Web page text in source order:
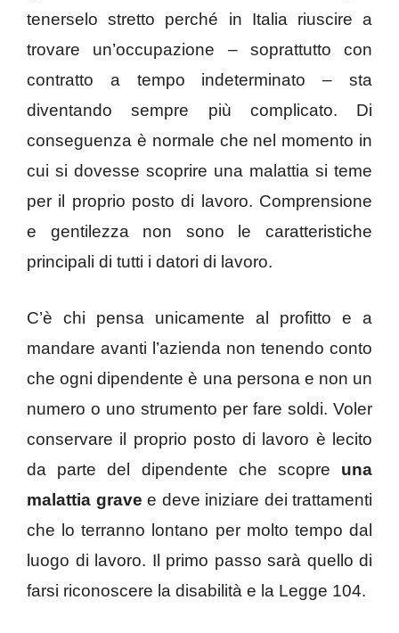
tenerselo stretto perché in Italia riuscire a
trovare un’occupazione – soprattutto con
contratto a tempo indeterminato – sta
diventando sempre più complicato. Di
conseguenza è normale che nel momento in
cui si dovesse scoprire una malattia si teme
per il proprio posto di lavoro. Comprensione
e gentilezza non sono le caratteristiche
principali di tutti i datori di lavoro.
C’è chi pensa unicamente al profitto e a
mandare avanti l’azienda non tenendo conto
che ogni dipendente è una persona e non un
numero o uno strumento per fare soldi. Voler
conservare il proprio posto di lavoro è lecito
da parte del dipendente che scopre una
malattia grave e deve iniziare dei trattamenti
che lo terranno lontano per molto tempo dal
luogo di lavoro. Il primo passo sarà quello di
farsi riconoscere la disabilità e la Legge 104.